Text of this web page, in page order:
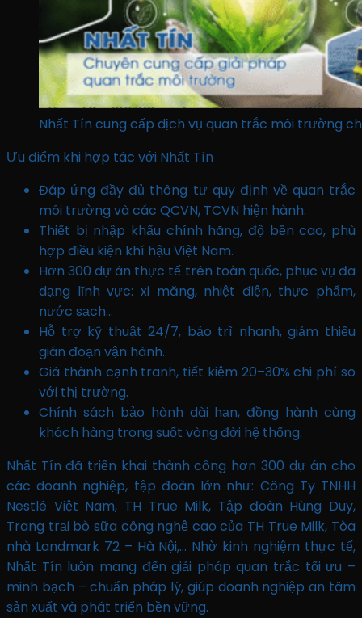
Nhất Tín cung cấp dịch vụ quan trắc môi trường
Ưu điểm khi hợp tác với Nhất Tín
Đáp ứng đầy đủ thông tư quy định về quan trắc
môi trường và các QCVN, TCVN hiện hành.
Thiết bị nhập khẩu chính hãng, độ bền cao, phù
hợp điều kiện khí hậu Việt Nam.
Hơn 300 dự án thực tế trên toàn quốc, phục vụ đa
dạng lĩnh vực: xi măng, nhiệt điện, thực phẩm,
nước sạch…
Hỗ trợ kỹ thuật 24/7, bảo trì nhanh, giảm thiểu
gián đoạn vận hành.
Giá thành cạnh tranh, tiết kiệm 20–30% chi phí so
với thị trường.
Chính sách bảo hành dài hạn, đồng hành cùng
khách hàng trong suốt vòng đời hệ thống.
Nhất Tín đã triển khai thành công hơn 300 dự án cho
các doanh nghiệp, tập đoàn lớn như: Công Ty TNHH
Nestlé Việt Nam, TH True Milk, Tập đoàn Hùng Duy,
Trang trại bò sữa công nghệ cao của TH True Milk, Tòa
nhà Landmark 72 – Hà Nội,… Nhờ kinh nghiệm thực tế,
Nhất Tín luôn mang đến giải pháp quan trắc tối ưu –
minh bạch – chuẩn pháp lý, giúp doanh nghiệp an tâm
sản xuất và phát triển bền vững.